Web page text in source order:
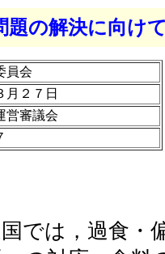
題の解決に向け
員会
月２７日
営審議会
では，過食・